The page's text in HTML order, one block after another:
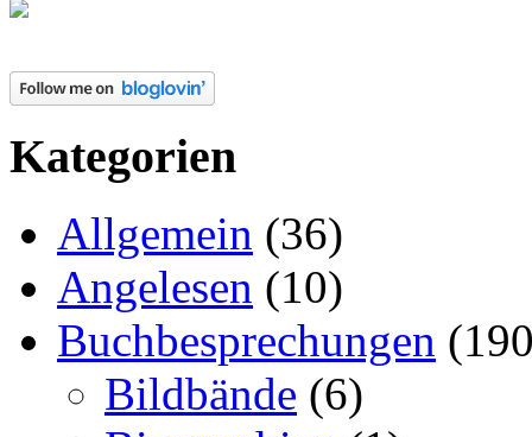
Kategorien
Allgemein (36)
Angelesen (10)
Buchbesprechungen
Bildbände (6)